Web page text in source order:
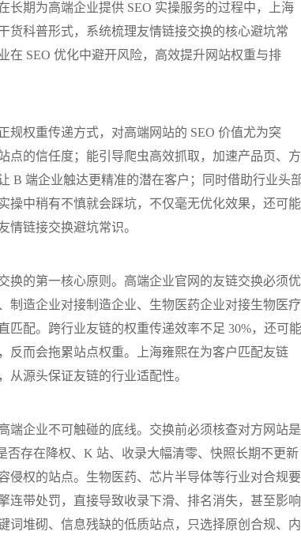
期为高端企业提供 SEO 实操服务的过程中，上海
货科普形式，系统梳理友情链接交换的核心避坑常
SEO 优化中避开风险，高效提升网站权重与排
权重传递方式，对高端网站的 SEO 价值尤为突
点的信任度；能引导爬虫高效抓取，加速产品页、方
B 端企业触达更精准的潜在客户；同时借助行业头
操中稍有不慎就会踩坑，不仅毫无优化效果，还可能
情链接交换避坑常识。
换的第一核心原则。高端企业官网的友链交换必须优
制造企业对接制造企业、生物医药企业对接生物医疗
配。跨行业友链的权重传递效率不足 30%，还可能
反而会拖累站点权重。上海雍熙在为客户匹配友链
从源头保证友链的行业适配性。
端企业不可触碰的底线。交换前必须核查对方网站是
否存在降权、K 站、收录大幅清零、快照长期不更新
侵权的站点。生物医药、芯片半导体等行业对合规要
连带处罚，直接导致收录下滑、排名消失，甚至影响
词堆砌、信息残缺的低质站点，只选择原创合规、内